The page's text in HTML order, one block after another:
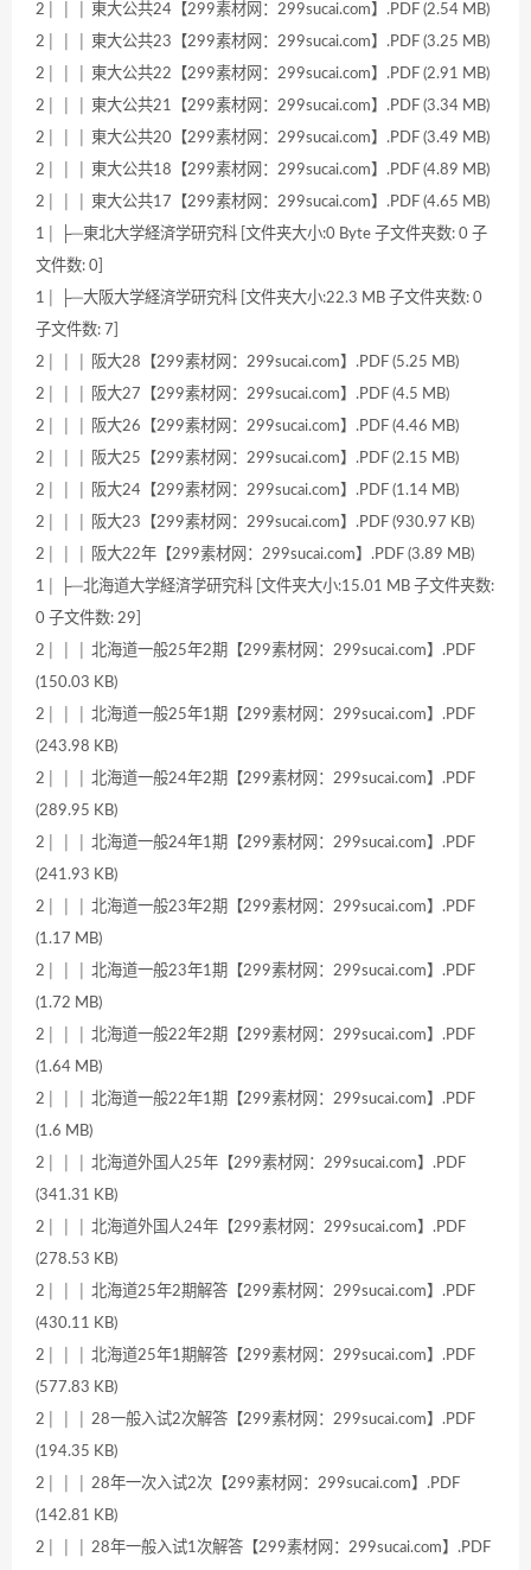
2│ │ │ 東大公共24【299素材网：299sucai.com】.PDF (2.54 MB)
2│ │ │ 東大公共23【299素材网：299sucai.com】.PDF (3.25 MB)
2│ │ │ 東大公共22【299素材网：299sucai.com】.PDF (2.91 MB)
2│ │ │ 東大公共21【299素材网：299sucai.com】.PDF (3.34 MB)
2│ │ │ 東大公共20【299素材网：299sucai.com】.PDF (3.49 MB)
2│ │ │ 東大公共18【299素材网：299sucai.com】.PDF (4.89 MB)
2│ │ │ 東大公共17【299素材网：299sucai.com】.PDF (4.65 MB)
1│ ├─東北大学経済学研究科 [文件夹大小:0 Byte 子文件夹数: 0 子
文件数: 0]
1│ ├─大阪大学経済学研究科 [文件夹大小:22.3 MB 子文件夹数: 0
子文件数: 7]
2│ │ │ 阪大28【299素材网：299sucai.com】.PDF (5.25 MB)
2│ │ │ 阪大27【299素材网：299sucai.com】.PDF (4.5 MB)
2│ │ │ 阪大26【299素材网：299sucai.com】.PDF (4.46 MB)
2│ │ │ 阪大25【299素材网：299sucai.com】.PDF (2.15 MB)
2│ │ │ 阪大24【299素材网：299sucai.com】.PDF (1.14 MB)
2│ │ │ 阪大23【299素材网：299sucai.com】.PDF (930.97 KB)
2│ │ │ 阪大22年【299素材网：299sucai.com】.PDF (3.89 MB)
1│ ├─北海道大学経済学研究科 [文件夹大小:15.01 MB 子文件夹数:
0 子文件数: 29]
2│ │ │ 北海道一般25年2期【299素材网：299sucai.com】.PDF
(150.03 KB)
2│ │ │ 北海道一般25年1期【299素材网：299sucai.com】.PDF
(243.98 KB)
2│ │ │ 北海道一般24年2期【299素材网：299sucai.com】.PDF
(289.95 KB)
2│ │ │ 北海道一般24年1期【299素材网：299sucai.com】.PDF
(241.93 KB)
2│ │ │ 北海道一般23年2期【299素材网：299sucai.com】.PDF
(1.17 MB)
2│ │ │ 北海道一般23年1期【299素材网：299sucai.com】.PDF
(1.72 MB)
2│ │ │ 北海道一般22年2期【299素材网：299sucai.com】.PDF
(1.64 MB)
2│ │ │ 北海道一般22年1期【299素材网：299sucai.com】.PDF
(1.6 MB)
2│ │ │ 北海道外国人25年【299素材网：299sucai.com】.PDF
(341.31 KB)
2│ │ │ 北海道外国人24年【299素材网：299sucai.com】.PDF
(278.53 KB)
2│ │ │ 北海道25年2期解答【299素材网：299sucai.com】.PDF
(430.11 KB)
2│ │ │ 北海道25年1期解答【299素材网：299sucai.com】.PDF
(577.83 KB)
2│ │ │ 28一般入试2次解答【299素材网：299sucai.com】.PDF
(194.35 KB)
2│ │ │ 28年一次入试2次【299素材网：299sucai.com】.PDF
(142.81 KB)
2│ │ │ 28年一般入试1次解答【299素材网：299sucai.com】.PDF